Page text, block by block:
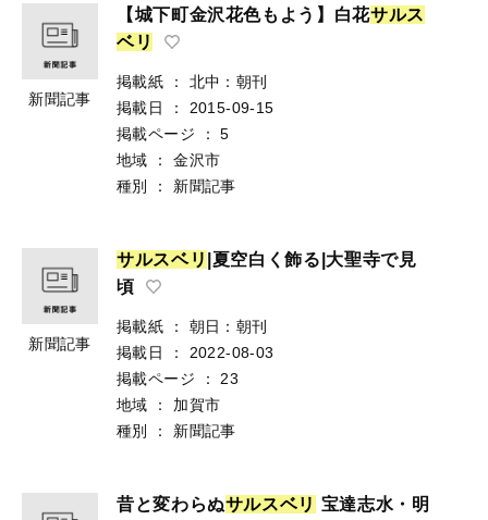
新聞記事
【城下町金沢花色もよう】白花サルス
ベリ
掲載紙 ：
北中：朝刊
掲載日
：
2015-09-15
掲載ページ
：
5
地域
：
金沢市
種別
： 新聞記事
新聞記事
サルスベリ |夏空白く飾る|大聖寺で見
頃
掲載紙 ：
朝日：朝刊
掲載日
：
2022-08-03
掲載ページ
：
23
地域
：
加賀市
種別
： 新聞記事
昔と変わらぬサルスベリ 宝達志水・明